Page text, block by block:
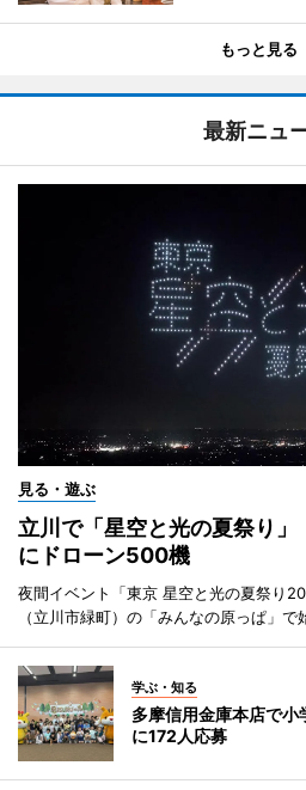
もっと見る
最新ニュ
見る・遊ぶ
立川で「星空と光の夏祭り
にドローン500機
夜間イベント「東京 星空と光の夏祭り
（立川市緑町）の「みんなの原っぱ」で
学ぶ・知る
多摩信用金庫本店で
に172人応募